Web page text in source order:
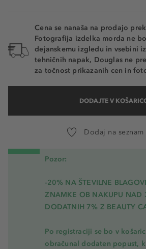
Cena se nanaša na prodajo
Fotografija izdelka morda ne
dejanskemu izgledu in vsebini
tehničnih napak, Douglas ne
za točnost prikazanih cen in
DODAJTE V
Dodaj na seznam
Pozor:
-20% NA ŠTEVILNE
ZNAMKE OB NAKUPU NAD
DODATNIH 7% Z BEAUTY
Po registraciji se bo v
obračunal dodaten popust,